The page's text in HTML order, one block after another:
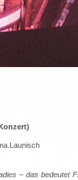
– das bedeutet